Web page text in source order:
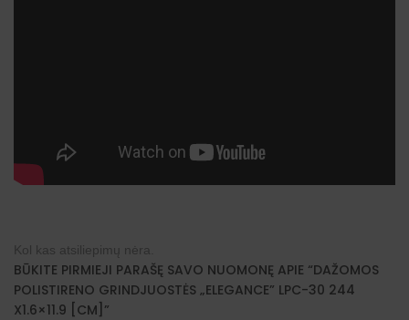
Kol kas atsiliepimų nėra.
BŪKITE PIRMIEJI PARAŠĘ SAVO NUOMONĘ APIE “DAŽOMOS
POLISTIRENO GRINDJUOSTĖS „ELEGANCE” LPC-30 244
X1.6×11.9 [CM]”